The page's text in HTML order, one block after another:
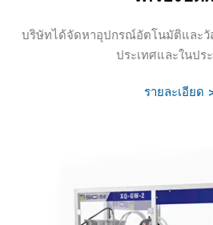
บริษัทได้จัดหาอุปกรณ์อัตโนมัติและ
ประเทศและในปร
รายละเอียด